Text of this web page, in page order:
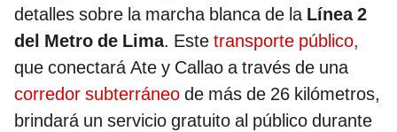
detalles sobre la marcha blanca de la Línea 2
del Metro de Lima. Este transporte público,
que conectará Ate y Callao a través de una
corredor subterráneo de más de 26 kilómetros,
brindará un servicio gratuito al público durante